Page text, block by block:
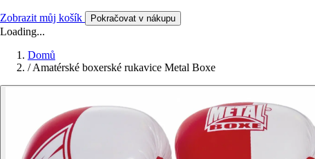
Zobrazit můj košík Pokračovat v nákupu
Loading...
Domů
/ Amatérské boxerské rukavice Metal Boxe